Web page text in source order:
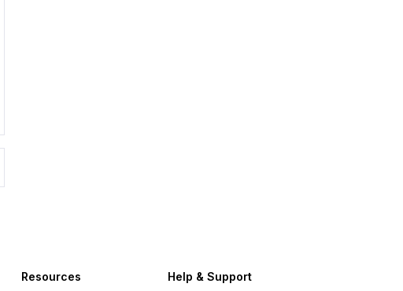
Resources Help & Support